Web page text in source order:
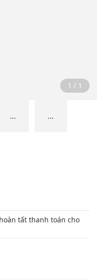
1 / 1
... ...
tất thanh toán cho